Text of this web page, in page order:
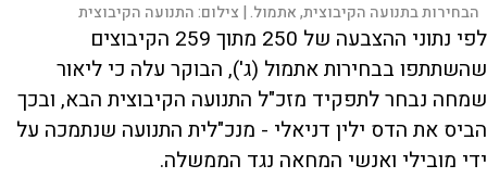
הבחירות בתנועה הקיבוצית, אתמול. | צילום:התנועה הקיבוצית
לפי נתוני ההצבעה של 250 מתוך 259 הקיבוצים
שהשתתפו בבחירות אתמול (ג'), הבוקר עלה כי ליאור
שמחה נבחר לתפקיד מזכ"ל התנועה הקיבוצית הבא, ובכך
הביס את הדס ילין דניאלי - מנכ"לית התנועה שנתמכה על
ידי מובילי ואנשי המחאה נגד הממשלה.